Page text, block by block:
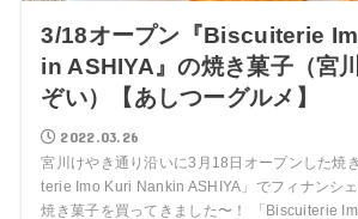
3/18オープン『Biscuiterie
in ASHIYA』の焼き菓子（宮
ぞい）【あしつーグルメ】
2022.03.26
宮川けやき通り沿いに3月18日オープンした焼
terie Imo Kuri Nankin ASHIYA」でフィナンシ
焼き菓子を買ってきました〜！ 「Biscuiterie